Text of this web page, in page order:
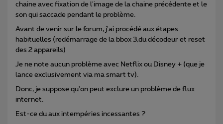
chaine avec fixation de l'image de la chaine précédente et le
son qui saccade pendant le problème.
Avant de venir sur le forum, j'ai procédé aux étapes
habituelles (redémarrage de la bbox 3,du décodeur et reset
des 2 appareils)
Je ne note aucun problème avec Netflix ou Disney + (que je
lance exclusivement via ma smart tv).
Donc, je suppose qu'on peut exclure un problème de flux
internet.
Est-ce du aux intempéries incessantes ?